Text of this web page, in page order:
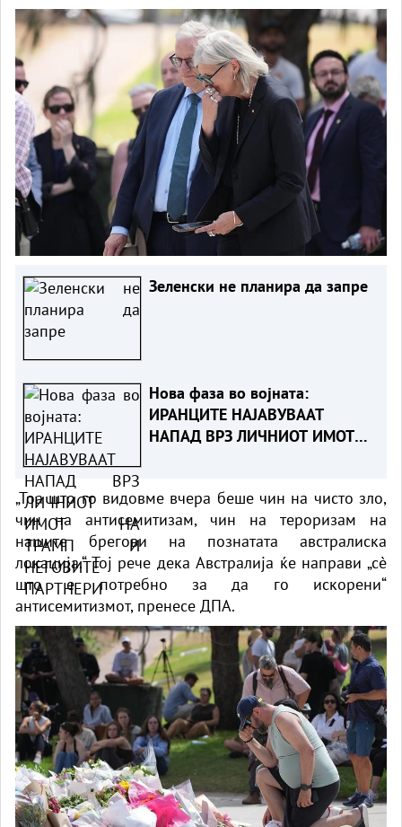
Зеленски не планира да запре
Нова фаза во војната:
ИРАНЦИТЕ НАЈАВУВААТ
НАПАД ВРЗ ЛИЧНИОТ ИМОТ
„Тоа што го видовме вчера беше чин на чисто зло,
чин на антисемитизам, чин на тероризам на
нашите брегови на познатата австралиска
локација.“ Тој рече дека Австралија ќе направи „сè
што е потребно за да го искорени“
антисемитизмот, пренесе ДПА.